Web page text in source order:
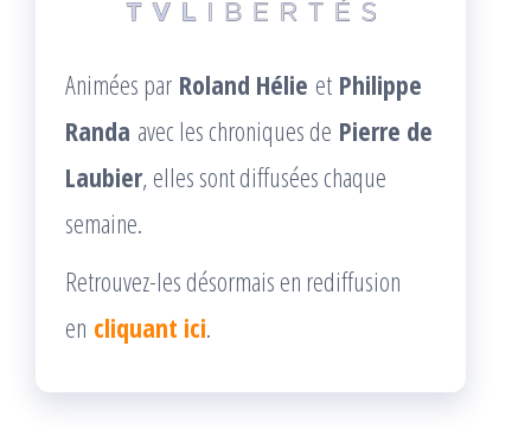
Animées par Roland Hélie et Philippe
Randa avec les chroniques de Pierre de
Laubier, elles sont diffusées chaque
semaine.
Retrouvez-les désormais en rediffusion
en cliquant ici.